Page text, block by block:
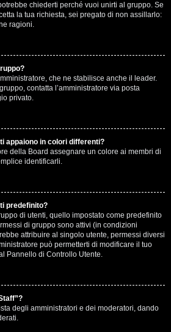
chiederti perché vuoi unirti al gruppo. Se
la tua richiesta, sei pregato di non assillarlo:
ragioni.
che ne stabilisce anche il leader.
contatta l’amministratore via posta
privato.
appaiono in colori differenti?
della Board assegnare un colore ai membri di
identificarli.
predefinito?
di utenti, quello impostato come predefinito
di gruppo sono attivi (in condizioni
attribuire al singolo utente, permessi diversi
può permetterti di modificare il tuo
Pannello di Controllo Utente.
degli amministratori e dei moderatori, dando